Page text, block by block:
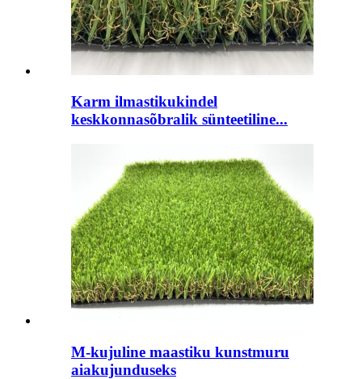
Karm ilmastikukindel
keskkonnasõbralik sünteetiline...
M-kujuline maastiku kunstmuru
aiakujunduseks